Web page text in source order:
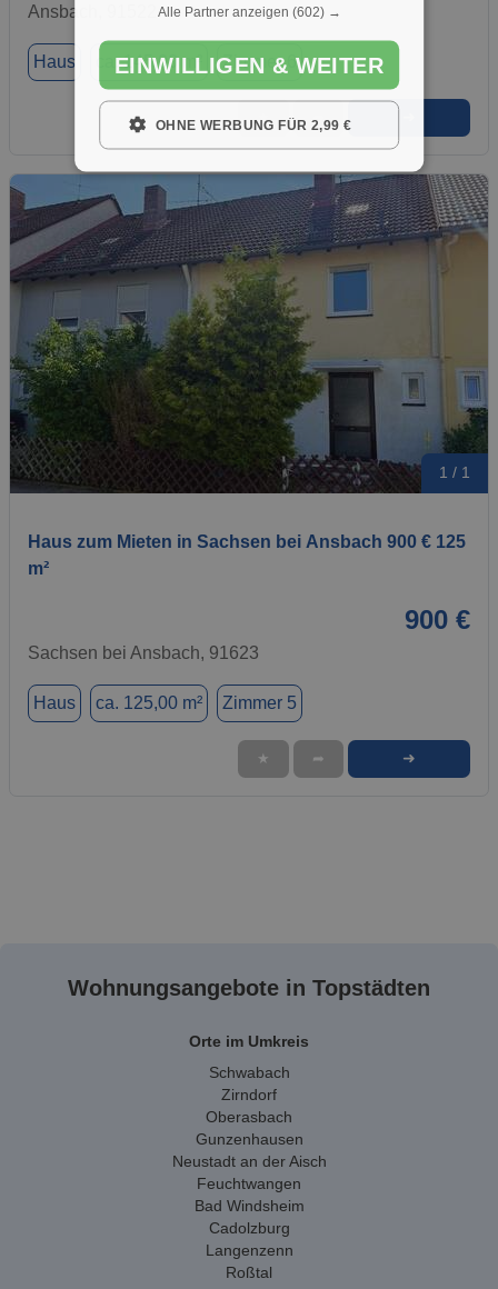
Ansbach, 91522
Haus ca. 145,00 m² Zimmer 6
★ ➦
1 / 1
Haus zum Mieten in Sachsen bei Ansbach 900 € 125
m²
900 €
Sachsen bei Ansbach, 91623
Haus ca. 125,00 m² Zimmer 5
★ ➦ ➜
Wohnungsangebote in Topstädten
Orte im Umkreis
Schwabach
Zirndorf
Oberasbach
Gunzenhausen
Neustadt an der Aisch
Feuchtwangen
Bad Windsheim
Cadolzburg
Langenzenn
Roßtal
Alle Partner anzeigen (602) →
EINWILLIGEN & WEITER
OHNE WERBUNG FÜR 2,99 €